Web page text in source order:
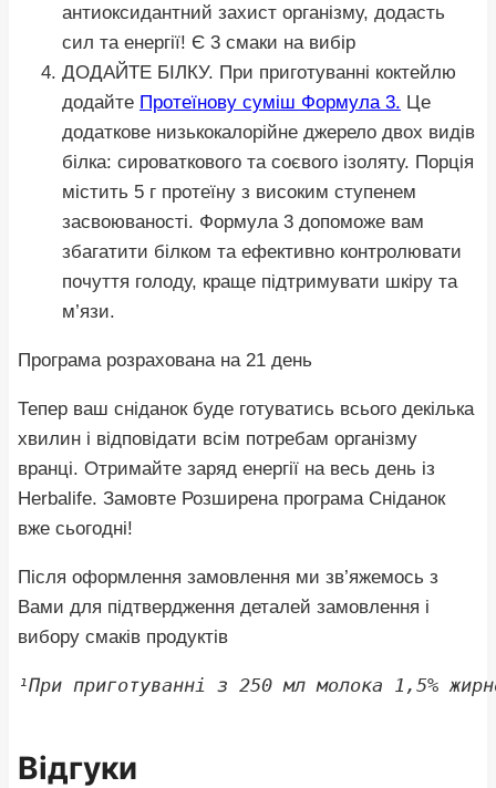
антиоксидантний захист організму, додасть
сил та енергії! Є 3 смаки на вибір
ДОДАЙТЕ БІЛКУ. При приготуванні коктейлю
додайте Протеїнову суміш Формула 3. Це
додаткове низькокалорійне джерело двох видів
білка: сироваткового та соєвого ізоляту. Порція
містить 5 г протеїну з високим ступенем
засвоюваності. Формула 3 допоможе вам
збагатити білком та ефективно контролювати
почуття голоду, краще підтримувати шкіру та
м’язи.
Програма розрахована на 21 день
Тепер ваш сніданок буде готуватись всього декілька
хвилин і відповідати всім потребам організму
вранці. Отримайте заряд енергії на весь день із
Herbalife. Замовте Розширена програма Сніданок
вже сьогодні!
Після оформлення замовлення ми зв’яжемось з
Вами для підтвердження деталей замовлення і
вибору смаків продуктів
¹При приготуванні з 250 мл молока 1,5%
Відгуки